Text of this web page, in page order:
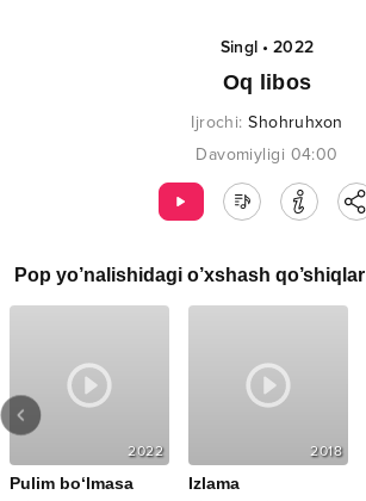
Singl•2022
Oq libos
Ijrochi:Shohruhxon
Davomiyligi 04:00
Pop yo’nalishidagi o’xshash qo’shiqlar
2022
Pulim bo‘lmasa
2018
Izlama